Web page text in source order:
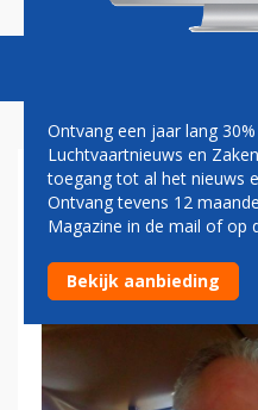
HERMAN
VU
Ontvang een jaar lang
Luchtvaartnieuws en
toegang tot al het nieuws
Ontvang tevens 12
Magazine in de mail of op
Bekijk aanbieding